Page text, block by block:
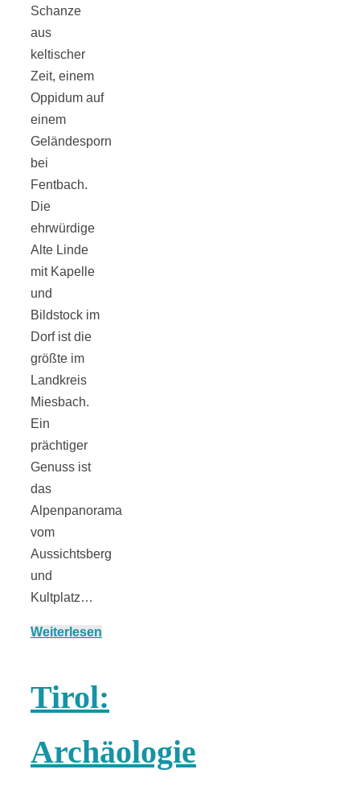
Schanze
aus
keltischer
Zeit, einem
Oppidum auf
einem
Geländesporn
bei
Fentbach.
Die
ehrwürdige
Alte Linde
mit Kapelle
und
Bildstock im
Dorf ist die
größte im
Landkreis
Miesbach.
Ein
prächtiger
Genuss ist
das
Alpenpanorama
vom
Aussichtsberg
und
Kultplatz…
Weiterlesen
Tirol:
Archäologie